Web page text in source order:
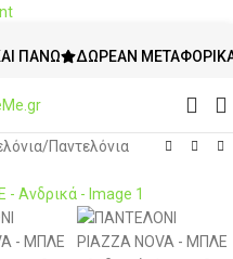
ΔΩΡΕΆΝ ΜΕΤΑΦΟΡΙΚΆ ΆΝΩ
/Παντελόνια